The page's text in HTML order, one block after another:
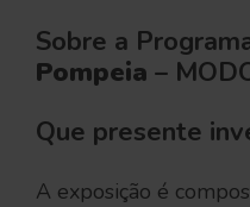
Sobre a
Pompeia –
Que presente
A exposição é